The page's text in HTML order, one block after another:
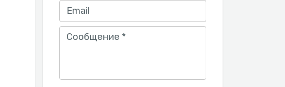
Email
Сообщение *